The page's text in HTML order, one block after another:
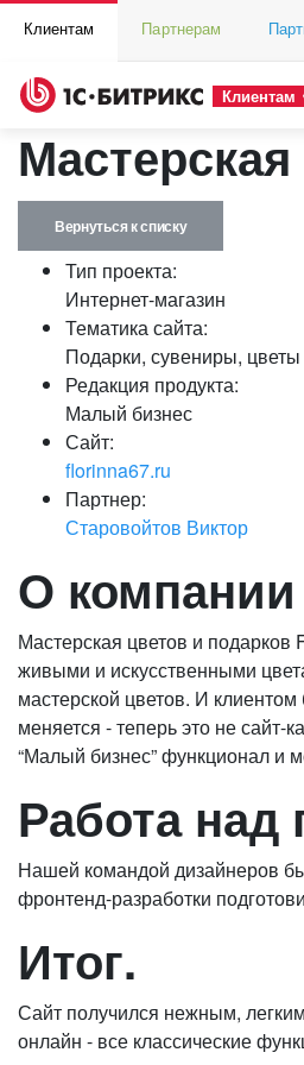
Клиентам Партнерам
Клиентам
Вернуться к списку
Тип проекта:
Интернет-магазин
Тематика сайта:
Подарки, сувениры, цветы
Редакция продукта:
Малый бизнес
Сайт:
florinna67.ru
Партнер:
Старовойтов Виктор
О компании
Мастерская цветов и
живыми и искусственными
мастерской цветов. И
меняется - теперь это не
“Малый бизнес” функционал и
Работа над
Нашей командой дизайнеров
фронтенд-разработки
Итог.
Сайт получился нежным,
онлайн - все классические